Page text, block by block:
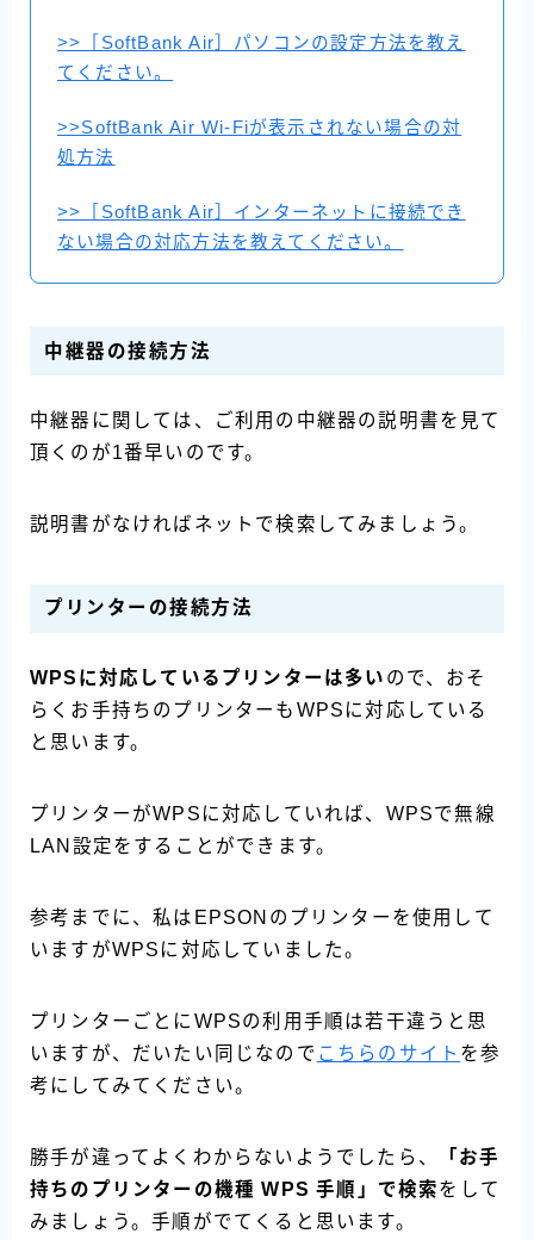
>>［SoftBank Air］パソコンの設定方法を教え
てください。
>>SoftBank Air Wi-Fiが表示されない場合の対
処方法
>>［SoftBank Air］インターネットに接続でき
ない場合の対応方法を教えてください。
中継器の接続方法
中継器に関しては、ご利用の中継器の説明書を見て
頂くのが1番早いのです。
説明書がなければネットで検索してみましょう。
プリンターの接続方法
WPSに対応しているプリンターは多い ので、おそ
らくお手持ちのプリンターもWPSに対応している
と思います。
プリンターがWPSに対応していれば、WPSで無線
LAN設定をすることができます。
参考までに、私はEPSONのプリンターを使用して
いますがWPSに対応していました。
プリンターごとにWPSの利用手順は若干違うと思
いますが、だいたい同じなので こちらのサイト を参
考にしてみてください。
勝手が違ってよくわからないようでしたら、
「お手
持ちのプリンターの機種 WPS 手順」で検索をして
みましょう。手順がでてくると思います。